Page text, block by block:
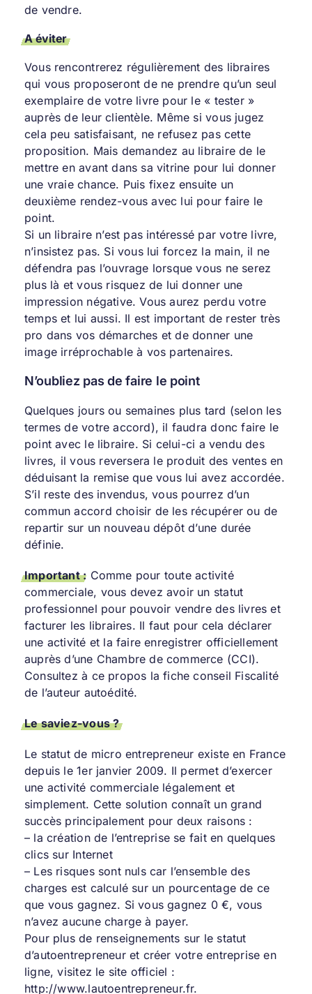
de vendre.
A éviter
Vous rencontrerez régulièrement des libraires
qui vous proposeront de ne prendre qu’un seul
exemplaire de votre livre pour le « tester »
auprès de leur clientèle. Même si vous jugez
cela peu satisfaisant, ne refusez pas cette
proposition. Mais demandez au libraire de le
mettre en avant dans sa vitrine pour lui donner
une vraie chance. Puis fixez ensuite un
deuxième rendez-vous avec lui pour faire le
point.
Si un libraire n’est pas intéressé par votre livre,
n’insistez pas. Si vous lui forcez la main, il ne
défendra pas l’ouvrage lorsque vous ne serez
plus là et vous risquez de lui donner une
impression négative. Vous aurez perdu votre
temps et lui aussi. Il est important de rester très
pro dans vos démarches et de donner une
image irréprochable à vos partenaires.
N’oubliez pas de faire le point
Quelques jours ou semaines plus tard (selon les
termes de votre accord), il faudra donc faire le
point avec le libraire. Si celui-ci a vendu des
livres, il vous reversera le produit des ventes en
déduisant la remise que vous lui avez accordée.
S’il reste des invendus, vous pourrez d’un
commun accord choisir de les récupérer ou de
repartir sur un nouveau dépôt d’une durée
définie.
Important: Comme pour toute activité
commerciale, vous devez avoir un statut
professionnel pour pouvoir vendre des livres et
facturer les libraires. Il faut pour cela déclarer
une activité et la faire enregistrer officiellement
auprès d’une Chambre de commerce (CCI).
Consultez à ce propos la fiche conseil Fiscalité
de l’auteur autoédité.
Le saviez-vous ?
Le statut de micro entrepreneur existe en France
depuis le 1er janvier 2009. Il permet d’exercer
une activité commerciale légalement et
simplement. Cette solution connaît un grand
succès principalement pour deux raisons :
– la création de l’entreprise se fait en quelques
clics sur Internet
– Les risques sont nuls car l’ensemble des
charges est calculé sur un pourcentage de ce
que vous gagnez. Si vous gagnez 0 €, vous
n’avez aucune charge à payer.
Pour plus de renseignements sur le statut
d’autoentrepreneur et créer votre entreprise en
ligne, visitez le site officiel :
http://www.lautoentrepreneur.fr.